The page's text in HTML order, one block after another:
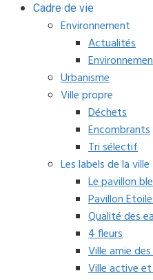
Cadre de vie
Environnement
Actualités
Urbanisme
Ville propre
Déchets
Encombrants
Tri sélectif
Les labels de la ville
Le pavillon
Pavillon
Qualité des
4 fleurs
Ville amie
Ville active